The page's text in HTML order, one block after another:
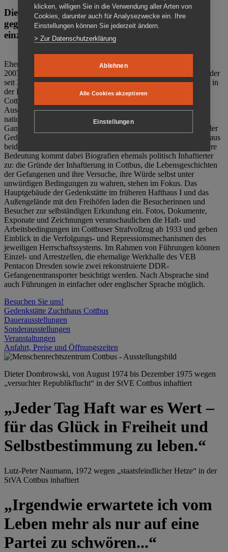
Die Gedenkstätte Zuchthaus Cottbus ist ein Ort
gegen das Vergessen. Anschaulich, nah und
einzigartig.
Ehemalige politische Häftlinge der DDR gründeten im Oktober
2007 den Verein Menschenrechtszentrum Cottbus e. V. (MRZ), der
seit 2011 Eigentümer des ehemaligen Gefängnisses (1860-2002) in
der Bautzener Straße und Träger der Gedenkstätte Zuchthaus
Cottbus ist. Im Zentrum der Arbeit der Gedenkstätte steht die
Auseinandersetzung mit politischem Unrecht während der
nationalsozialistischen Terrorherrschaft und der SED-Diktatur.
Ganzjährig zeigen mehrere Dauer- und Sonderausstellungen in der
Gedenkstätte Zuchthaus Cottbus Beispiele politischen Unrechts aus
beiden deutschen Diktaturen des 20. Jahrhunderts. Eine besondere
Bedeutung kommt dabei Biografien ehemals politisch Inhaftierter
zu: die Gründe der Inhaftierung in Cottbus, die Lebensgeschichten
der Gefangenen und ihre Versuche, ihre Würde selbst unter
unwürdigen Bedingungen zu wahren, stehen im Fokus. Das
Hauptgebäude der Gedenkstätte im früheren Hafthaus I und das
Außengelände mit den Freihöfen laden die Besucherinnen und
Besucher zur selbständigen Erkundung ein. Fotos, Dokumente,
Exponate und Zeichnungen veranschaulichen die Haft- und
Arbeitsbedingungen im Cottbuser Strafvollzug ab 1933 und geben
Einblick in die Verfolgungs- und Repressionsmechanismen des
jeweiligen Herrschaftssystems. Im Rahmen von Führungen können
Einzel- und Arrestzellen, die ehemalige Werkhalle des VEB
Pentacon Dresden sowie zwei rekonstruierte DDR-
Gefangenentransporter besichtigt werden. Nach Absprache sind
auch Führungen in einfacher oder englischer Sprache möglich.
Besuchen Sie uns!
Gedenkstätte Zuchthaus Cottbus
Dauerausstellungen
Sonderausstellungen
Veranstaltungen
Anfahrt, Preise und Öffnungszeiten
Dieter Dombrowski, von August 1974 bis Dezember 1975 wegen
„versuchter Republikflucht“ in der StVE Cottbus inhaftiert
„Jeder Tag Haft war es Wert –
für das Glück in Freiheit und
Selbstbestimmung zu leben.“
Lutz-Peter Naumann, 1972 wegen „staatsfeindlicher Hetze“ in der
StVA Cottbus inhaftiert
„Irgendwie erwartete ich vom
Leben mehr als nur auf eine
Partei zu schwören...“
klicken, willigen Sie in die Verwendung aller Arten von
Cookies, darunter auch für Analysezwecke ein. Ihre
Einstellungen können Sie jederzeit ändern.
> Zur Datenschutzerklärung
Ablehnen
Alle Cookies akzeptieren
Einstellungen